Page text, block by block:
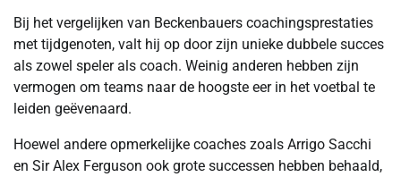
Bij het vergelijken van Beckenbauers coachingsprestaties
met tijdgenoten, valt hij op door zijn unieke dubbele succes
als zowel speler als coach. Weinig anderen hebben zijn
vermogen om teams naar de hoogste eer in het voetbal te
leiden geëvenaard.
Hoewel andere opmerkelijke coaches zoals Arrigo Sacchi
en Sir Alex Ferguson ook grote successen hebben behaald,